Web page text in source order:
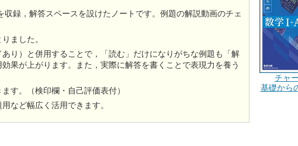
録，解答スペースを設けたノートです。例題の解説動画のチェ
ました。
り）と併用することで，「読む」だけになりがちな例題も「解
果が上がります。また，実際に解答を書くことで表現力を養う
す。（検印欄・自己評価表付）
など幅広く活用できます。
チャ
基礎から